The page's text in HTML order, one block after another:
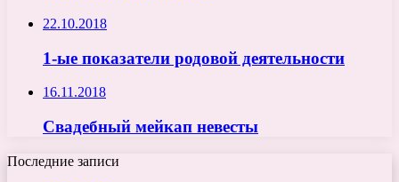
22.10.2018
1-ые показатели родовой деятельности
16.11.2018
Свадебный мейкап невесты
Последние записи